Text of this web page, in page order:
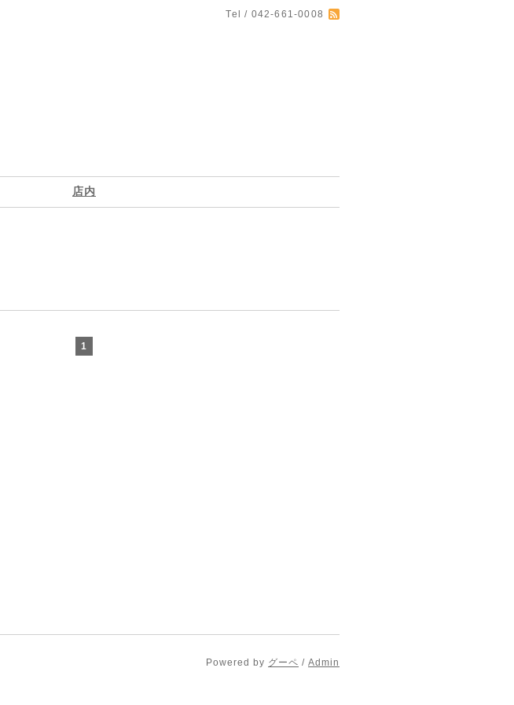
Tel / 042-661-0008
店内
1
Powered by グーペ / Admin